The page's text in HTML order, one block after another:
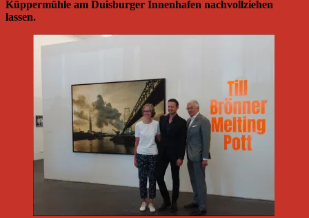
Küppermühle am Duisburger Innenhafen nachvollziehen
lassen.